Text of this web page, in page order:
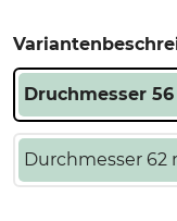
Druchmesser
Durchmesser 62